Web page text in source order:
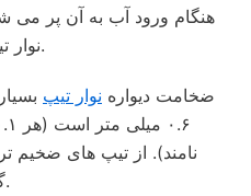
هنگام ورود آب به آن پر می
نوار تیپ به صورت مسطح در می آید.
ضخامت دیواره نوار تیپ
نامند). از تیپ های ضخیم
گیاهان مختلف استفاده می شود.